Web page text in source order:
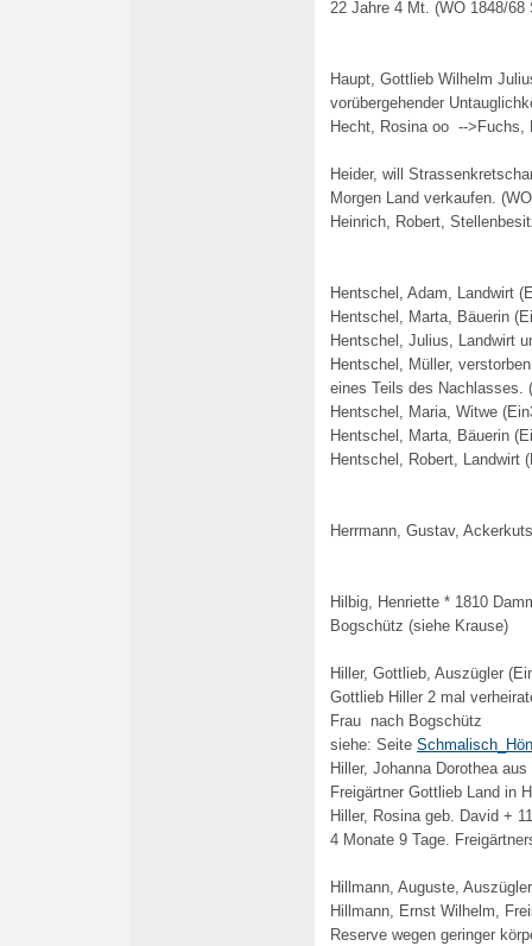
22 Jahre 4 Mt. (WO 1848/68
Haupt, Gottlieb Wilhelm
vorübergehender
Hecht, Rosina oo -->Fuchs,
Heider, will
Morgen Land verkaufen.
Heinrich, Robert,
Hentschel, Adam, Landwirt
Hentschel, Marta, Bäuerin
Hentschel, Julius, Landwirt
Hentschel, Müller,
eines Teils des Nachlasses.
Hentschel, Maria, Witwe
Hentschel, Marta, Bäuerin
Hentschel, Robert , Landwirt
Herrmann, Gustav,
Hilbig, Henriette * 1810
Bogschütz (siehe Krause)
Hiller, Gottlieb, Auszügler
Gottlieb Hiller 2 mal
Frau nach Bogschütz
siehe: Seite
Hiller, Johanna Dorothea
Freigärtner Gottlieb Land in
Hiller, Rosina geb. David +
4 Monate 9 Tage.
Hillmann, Auguste,
Hillmann, Ernst Wilhelm,
Reserve wegen geringer